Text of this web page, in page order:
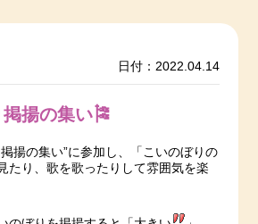
日付：2022.04.14
揚の集い🎏
揚の集い”に参加し、「こいのぼりの
たり、歌を歌ったりして雰囲気を楽